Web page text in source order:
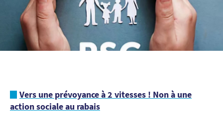
Vers une prévoyance à 2 vitesses ! Non à une
action sociale au rabais